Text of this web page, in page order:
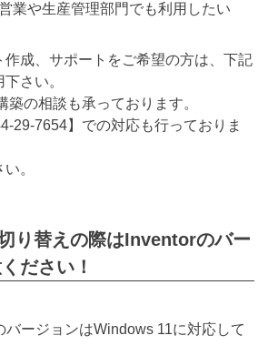
業や生産管理部門でも利用したい
作成、サポートをご希望の方は、下記
さい。
築の相談も承っております。
29-7654】での対応も行っておりま
。
り替えの際はInventorのバー
ださい！
バージョンはWindows 11に対応して